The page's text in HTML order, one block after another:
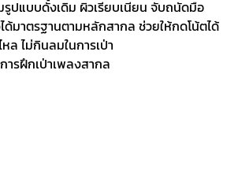
ปแบบดั้งเดิม ผิวเรียบเนียน จับถนัดมือ
ได้มาตรฐานตามหลักสากล ช่วยให้กดโน้ตได้
ล ไม่กินลมในการเป่า
ารฝึกเป่าเพลงสากล